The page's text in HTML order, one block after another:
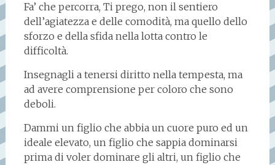
Fa’ che percorra, Ti prego, non il sentiero
dell’agiatezza e delle comodità, ma quello dello
sforzo e della sfida nella lotta contro le
difficoltà.
Insegnagli a tenersi diritto nella tempesta, ma
ad avere comprensione per coloro che sono
deboli.
Dammi un figlio che abbia un cuore puro ed un
ideale elevato, un figlio che sappia dominarsi
prima di voler dominare gli altri, un figlio che